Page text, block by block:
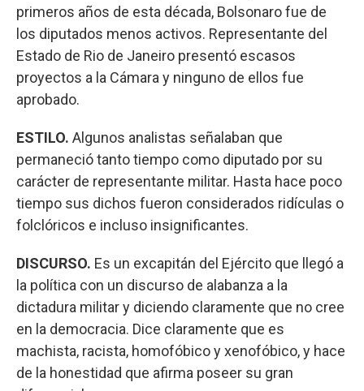
primeros años de esta década, Bolsonaro fue de
los diputados menos activos. Representante del
Estado de Rio de Janeiro presentó escasos
proyectos a la Cámara y ninguno de ellos fue
aprobado.
ESTILO. Algunos analistas señalaban que
permaneció tanto tiempo como diputado por su
carácter de representante militar. Hasta hace poco
tiempo sus dichos fueron considerados ridículas o
folclóricos e incluso insignificantes.
DISCURSO. Es un excapitán del Ejército que llegó a
la política con un discurso de alabanza a la
dictadura militar y diciendo claramente que no cree
en la democracia. Dice claramente que es
machista, racista, homofóbico y xenofóbico, y hace
de la honestidad que afirma poseer su gran